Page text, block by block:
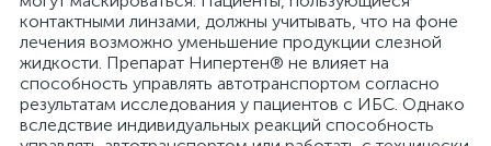
контактными линзами, должны учитывать, что на фоне
лечения возможно уменьшение продукции слезной
жидкости. Препарат Нипертен® не влияет на
способность управлять автотранспортом согласно
результатам исследования у пациентов с ИБС. Однако
вследствие индивидуальных реакций способность